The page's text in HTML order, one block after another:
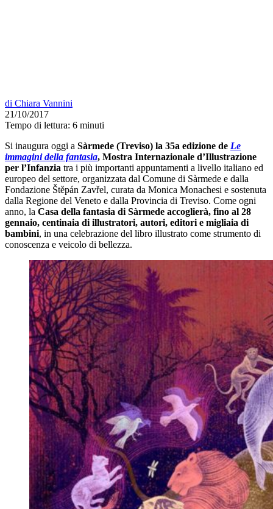
di Chiara Vannini
21/10/2017
Tempo di lettura: 6 minuti
Si inaugura oggi a Sàrmede (Treviso) la 35a edizione de Le
immagini della fantasia, Mostra Internazionale d’Illustrazione
per l’Infanzia tra i più importanti appuntamenti a livello italiano ed
europeo del settore, organizzata dal Comune di Sàrmede e dalla
Fondazione Štěpán Zavřel, curata da Monica Monachesi e sostenuta
dalla Regione del Veneto e dalla Provincia di Treviso. Come ogni
anno, la Casa della fantasia di Sàrmede accoglierà, fino al 28
gennaio, centinaia di illustratori, autori, editori e migliaia di
bambini, in una celebrazione del libro illustrato come strumento di
conoscenza e veicolo di bellezza.